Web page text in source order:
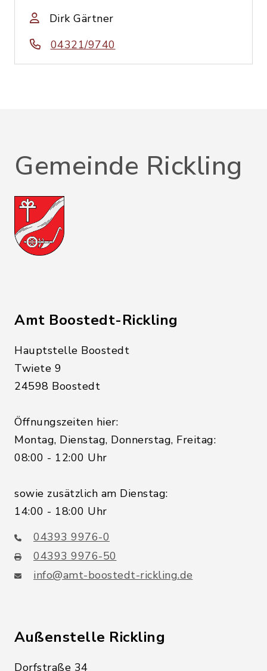
Dirk Gärtner
04321/9740
Gemeinde Rickling
Amt Boostedt-Rickling
Hauptstelle Boostedt
Twiete 9
24598 Boostedt
Öffnungszeiten hier:
Montag, Dienstag, Donnerstag, Freitag:
08:00 - 12:00 Uhr
sowie zusätzlich am Dienstag:
14:00 - 18:00 Uhr
04393 9976-0
04393 9976-50
info@amt-boostedt-rickling.de
Außenstelle Rickling
Dorfstraße 34